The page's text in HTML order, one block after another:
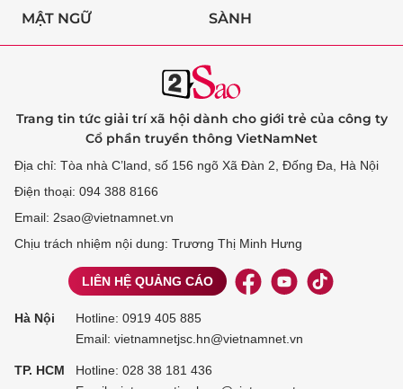
MẬT NGỮ SÀNH
Trang tin tức giải trí xã hội dành cho giới trẻ của công ty
Cổ phần truyền thông VietNamNet
Địa chỉ: Tòa nhà C’land, số 156 ngõ Xã Đàn 2, Đống Đa, Hà Nội
Điện thoại: 094 388 8166
Email: 2sao@vietnamnet.vn
Chịu trách nhiệm nội dung: Trương Thị Minh Hưng
LIÊN HỆ QUẢNG CÁO
Hà Nội Hotline: 0919 405 885
Email: vietnamnetjsc.hn@vietnamnet.vn
TP. HCM Hotline: 028 38 181 436